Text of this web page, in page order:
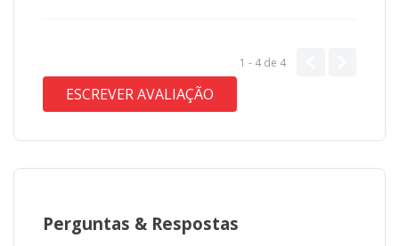
1 - 4 de 4
ESCREVER AVALIAÇÃO
Perguntas & Respostas